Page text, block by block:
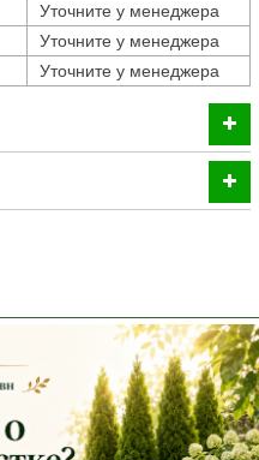
Уточните у менеджера
Уточните у менеджера
Уточните у менеджера